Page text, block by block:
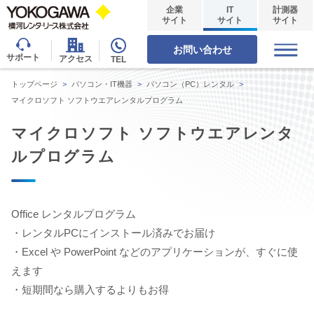
サポート アクセス TEL
企業
サイト
IT
サイト
計測器
サイト
お問い合わせ
トップページ > パソコン・IT機器 > パソコン（PC）レンタル >
マイクロソフト ソフトウエアレンタルプログラム
マイクロソフト ソフトウエアレンタ
ルプログラム
Office レンタルプログラム
・レンタルPCにインストール済みでお届け
・Excel や PowerPoint などのアプリケーションが、すぐに使
えます
・短期間なら購入するよりもお得